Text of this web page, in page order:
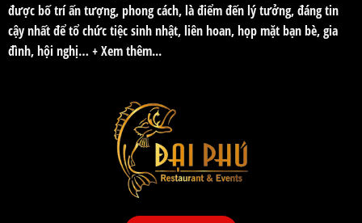
được bố trí ấn tượng, phong cách, là điểm đến lý tưởng, đáng tin
cậy nhất để tổ chức tiệc sinh nhật, liên hoan, họp mặt bạn bè, gia
đình, hội nghị… + Xem thêm...